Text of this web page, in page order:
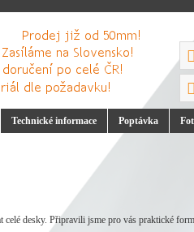
Technické informace Poptávka
celé desky. Připravili jsme pro vás praktické